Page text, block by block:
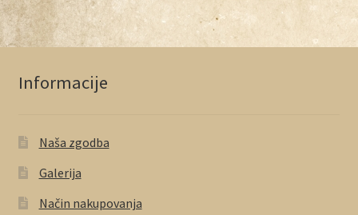
Informacije
Naša zgodba
Galerija
Način nakupovanja